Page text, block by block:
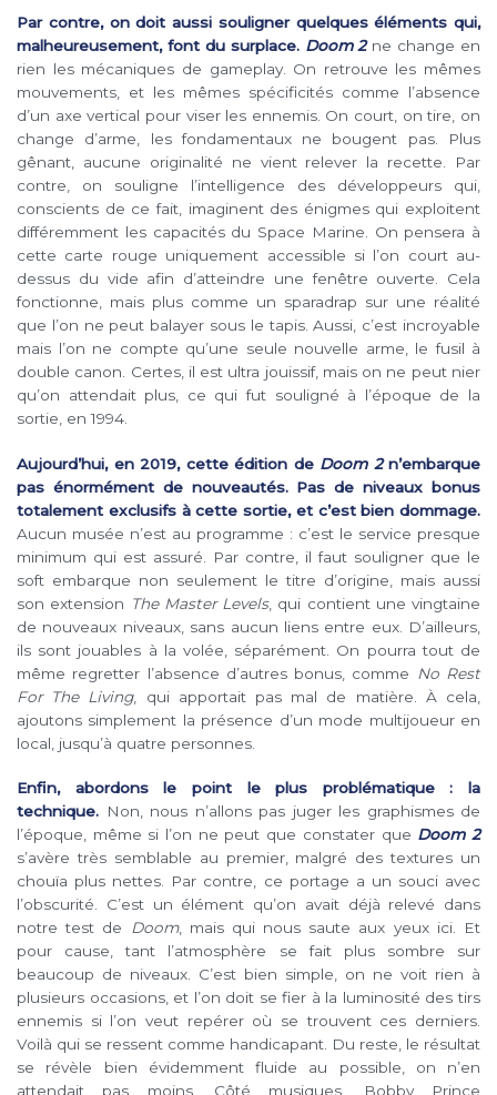
Par contre, on doit aussi souligner quelques éléments qui,
malheureusement, font du surplace. Doom 2ne change en
rien les mécaniques de gameplay. On retrouve les mêmes
mouvements, et les mêmes spécificités comme l’absence
d’un axe vertical pour viser les ennemis. On court, on tire, on
change d’arme, les fondamentaux ne bougent pas. Plus
gênant, aucune originalité ne vient relever la recette. Par
contre, on souligne l’intelligence des développeurs qui,
conscients de ce fait, imaginent des énigmes qui exploitent
différemment les capacités du Space Marine. On pensera à
cette carte rouge uniquement accessible si l’on court au-
dessus du vide afin d’atteindre une fenêtre ouverte. Cela
fonctionne, mais plus comme un sparadrap sur une réalité
que l’on ne peut balayer sous le tapis. Aussi, c’est incroyable
mais l’on ne compte qu’une seule nouvelle arme, le fusil à
double canon. Certes, il est ultra jouissif, mais on ne peut nier
qu’on attendait plus, ce qui fut souligné à l’époque de la
sortie, en 1994.
Aujourd’hui, en 2019, cette édition de Doom 2n’embarque
pas énormément de nouveautés. Pas de niveaux bonus
totalement exclusifs à cette sortie, et c’est bien dommage.
Aucun musée n’est au programme : c’est le service presque
minimum qui est assuré. Par contre, il faut souligner que le
soft embarque non seulement le titre d’origine, mais aussi
son extension The Master Levels, qui contient une vingtaine
de nouveaux niveaux, sans aucun liens entre eux. D’ailleurs,
ils sont jouables à la volée, séparément. On pourra tout de
même regretter l’absence d’autres bonus, comme
No Rest
For The Living, qui apportait pas mal de matière. À cela,
ajoutons simplement la présence d’un mode multijoueur en
local, jusqu’à quatre personnes.
Enfin, abordons le point le plus problématique : la
technique. Non, nous n’allons pas juger les graphismes de
l’époque, même si l’on ne peut que constater que Doom 2
s’avère très semblable au premier, malgré des textures un
chouïa plus nettes. Par contre, ce portage a un souci avec
l’obscurité. C’est un élément qu’on avait déjà relevé dans
notre test de
Doom, mais qui nous saute aux yeux ici. Et
pour cause, tant l’atmosphère se fait plus sombre sur
beaucoup de niveaux. C’est bien simple, on ne voit rien à
plusieurs occasions, et l’on doit se fier à la luminosité des tirs
ennemis si l’on veut repérer où se trouvent ces derniers.
Voilà qui se ressent comme handicapant. Du reste, le résultat
se révèle bien évidemment fluide au possible, on n’en
attendait pas moins. Côté musiques, Bobby Prince